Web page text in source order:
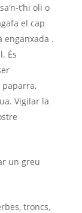
t’hi oli o
el cap
.
És
Vigilar la
un greu
troncs,